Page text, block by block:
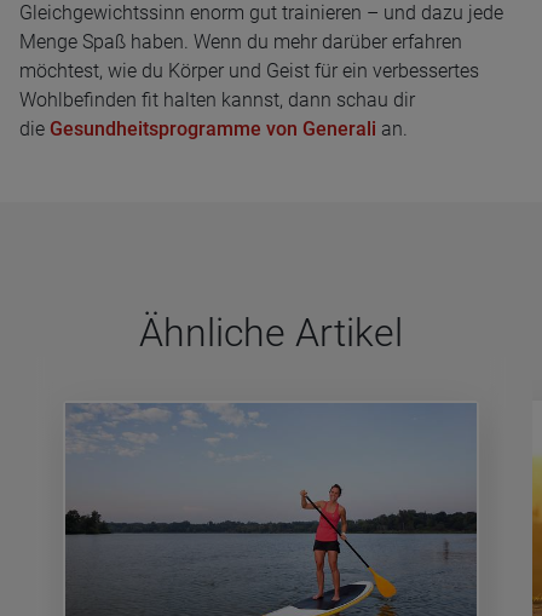
Gleichgewichtssinn enorm gut trainieren – und dazu jede
Menge Spaß haben. Wenn du mehr darüber erfahren
möchtest, wie du Körper und Geist für ein verbessertes
Wohlbefinden fit halten kannst, dann schau dir
die Gesundheitsprogramme von Generali an.
Ähn­li­che Arti­kel